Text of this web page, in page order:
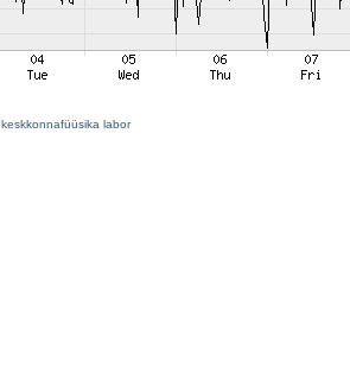
keskkonnafüüsika labor